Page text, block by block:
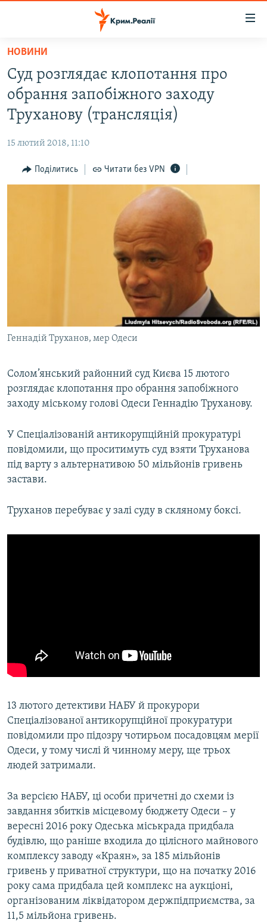
Перейти
основного
матеріалу
Перейти
до
основної
Перейти
до
ВОДА.КРИМ
ВІДЕО ТА ФОТО
БЛОГИ
ПОГЛЯД
УКРАЇНСЬКА ПРОБЛЕМА КРИМУ
ІНФОГРАФІКА
ЯК ОБІЙТИ БЛОКУВАННЯ
ДОЛУЧАЙСЯ!
Усі сайти RFE/RL
НОВИНИ
Суд розглядає клопотання про
обрання запобіжного заходу
Труханову (трансляція)
15 лютий 2018, 11:10
Поділитись Читати без VPN
Геннадій Труханов, мер Одеси
Солом’янський районний суд Києва 15 лютого
розглядає клопотання про обрання запобіжного
заходу міському голові Одеси Геннадію Труханову.
У Спеціалізованій антикорупційній прокуратурі
повідомили, що проситимуть суд взяти Труханова
під варту з альтернативою 50 мільйонів гривень
застави.
Труханов перебуває у залі суду в скляному боксі.
13 лютого детективи НАБУ й прокурори
Спеціалізованої антикорупційної прокуратури
повідомили про підозру чотирьом посадовцям мерії
Одеси, у тому числі й чинному меру, ще трьох
людей затримали.
За версією НАБУ, ці особи причетні до схеми із
завдання збитків місцевому бюджету Одеси – у
вересні 2016 року Одеська міськрада придбала
будівлю, що раніше входила до цілісного майнового
комплексу заводу «Краян», за 185 мільйонів
гривень у приватної структури, що на початку 2016
року сама придбала цей комплекс на аукціоні,
організованим ліквідатором держпідприємства, за
11,5 мільйона гривень.